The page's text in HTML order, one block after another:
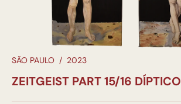
SÃO PAULO / 2023
ZEITGEIST PART 15/16 DÍPTICO